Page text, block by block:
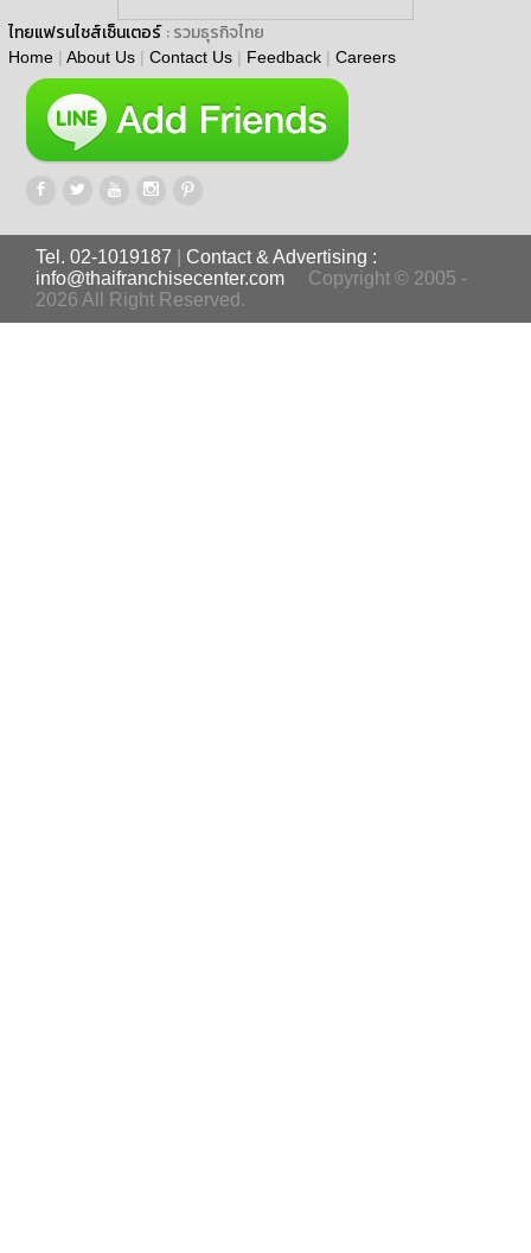
ไทยแฟรนไชส์เซ็นเตอร์ : รวมธุรกิจไทย
Home | About Us | Contact Us | Feedback | Careers
Tel. 02-1019187
Contact & Advertising :
info@thaifranchisecenter.com
Copyright © 2005 -
2026 All Right Reserved.